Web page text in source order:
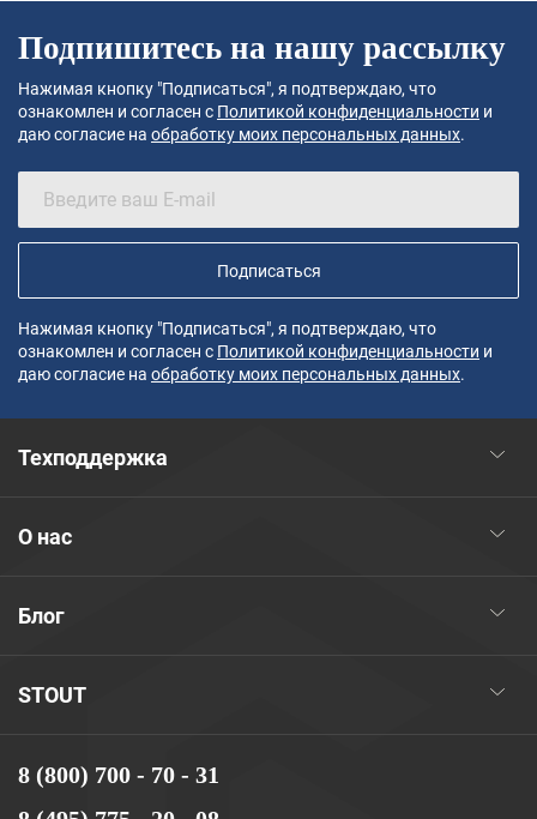
Подпишитесь на нашу рассылку
Нажимая кнопку "Подписаться", я подтверждаю, что
ознакомлен и согласен с Политикой конфиденциальности и
даю согласие на обработку моих персональных данных.
Подписаться
Нажимая кнопку "Подписаться", я подтверждаю, что
ознакомлен и согласен с Политикой конфиденциальности и
даю согласие на обработку моих персональных данных.
8 (800) 700 - 70 - 31
STOUT
Блог
О нас
Техподдержка